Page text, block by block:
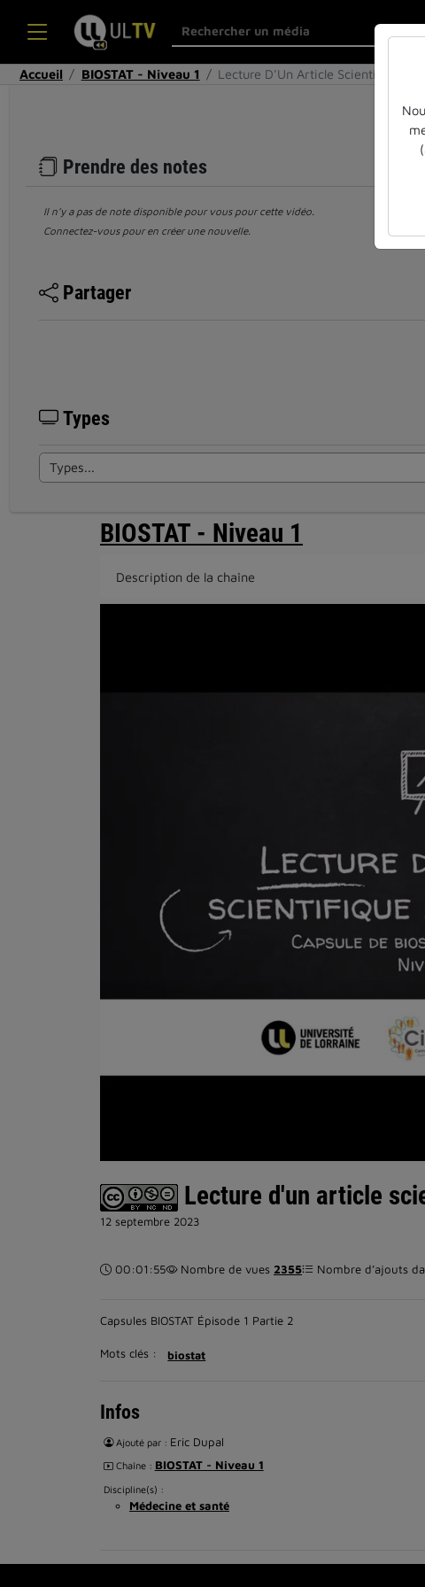
Accueil BIOSTAT - Niveau 1 Lecture D'Un Article Scientifique -
Prendre des notes
Il n’y a pas de note disponible pour vous pour cette vidéo.
Connectez-vous pour en créer une nouvelle.
Partager
Types
BIOSTAT - Niveau 1
Description de la chaîne
Lecture d'un article
12 septembre 2023
Durée :
00:01:55 Nombre de vues 2355 Nombre d’ajouts
Capsules BIOSTAT Épisode 1 Partie 2
Mots clés : biostat
Infos
Ajouté par : Eric Dupal
Chaîne : BIOSTAT - Niveau 1
Discipline(s) :
Médecine et santé